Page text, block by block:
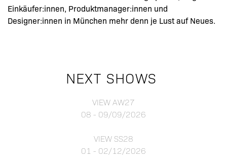
Einkäufer:innen, Produktmanager:innen und
Designer:innen in München mehr denn je Lust auf Neues.
NEXT SHOWS
VIEW AW27
08 - 09/09/2026
VIEW SS28
01 - 02/12/2026